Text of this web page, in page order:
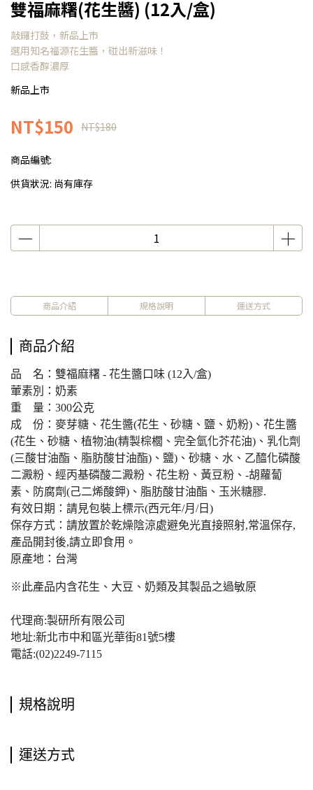
雙福麻糬(花生醬) (12入/盒)
敲鑼打鼓，新品上市
選用知名福源花生醬，碰出新滋味！
口感香醇濃厚
新品上市
NT$150 NT$180
商品編號:
供貨狀況: 尚有庫存
商品介紹 規格說明 運送方式
商品介紹
品 名：雙福麻糬 - 花生醬口味 (12入/盒)
葷素別：奶素
重 量：300公克
成 份：麥芽糖、花生醬(花生、砂糖、鹽、奶粉)、花生醬
(花生、砂糖、植物油(精製棕櫚、完全氫化芥花油)、乳化劑
(三酸甘油酯、脂肪酸甘油酯)、鹽)、砂糖、水、乙醯化磷酸
二澱粉、經丙基磷酸二澱粉、花生粉、黃豆粉、-胡蘿蔔
素、防腐劑(己二烯酸鉀)、脂肪酸甘油酯、玉米糖膠.
有效日期：請見包裝上標示(西元年/月/日)
保存方式：請放置於乾燥陰涼處避免光直接照射,常溫保存,
產品開封後,請立即食用。
原產地：台灣
※此產品内含花生、大豆、奶類及其製品之過敏原
代理商:製研所有限公司
地址:新北市中和區光華街81號5樓
電話:(02)2249-7115
規格說明
運送方式